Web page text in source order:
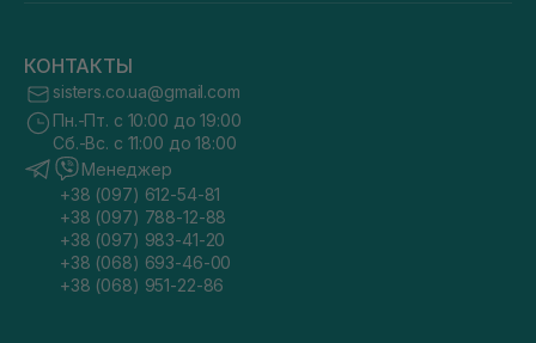
КОНТАКТЫ
sisters.co.ua@gmail.com
Пн.-Пт. с 10:00 до 19:00
Сб.-Вс. с 11:00 до 18:00
Менеджер
+38 (097) 612-54-81
+38 (097) 788-12-88
+38 (097) 983-41-20
+38 (068) 693-46-00
+38 (068) 951-22-86